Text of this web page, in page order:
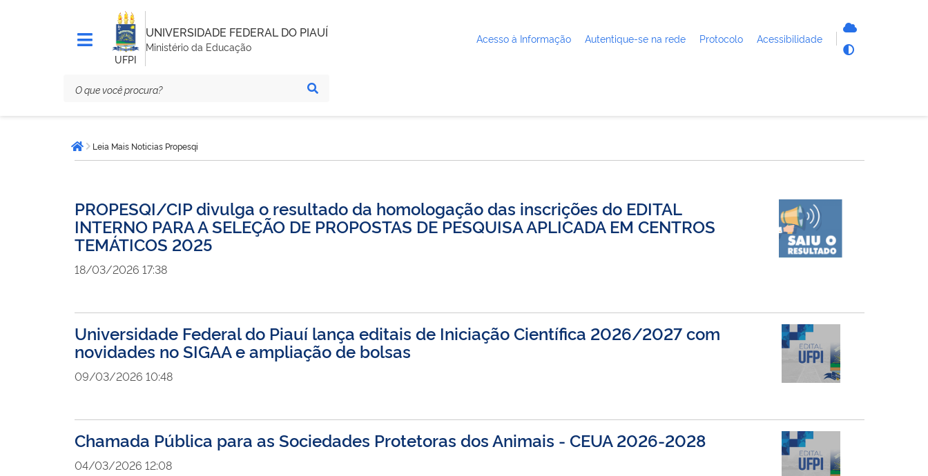
UFPI
UNIVERSIDADE FEDERAL DO PIAUÍ
Ministério da Educação
Acesso à Informação Autentique-se na rede Protocolo Acessibilidade
está
aqui:Página inicial
Leia Mais Noticias Propesqi
PROPESQI/CIP divulga o resultado da homologação das inscrições do EDITAL
INTERNO PARA A SELEÇÃO DE PROPOSTAS DE PESQUISA APLICADA EM CENTROS
TEMÁTICOS 2025
18/03/2026 17:38
Universidade Federal do Piauí lança editais de Iniciação Científica 2026/2027 com
novidades no SIGAA e ampliação de bolsas
09/03/2026 10:48
Chamada Pública para as Sociedades Protetoras dos Animais - CEUA 2026-2028
04/03/2026 12:08